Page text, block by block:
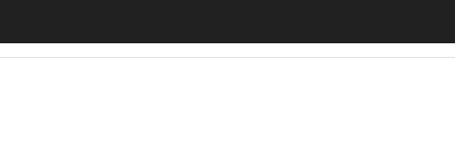
Misure di sicurezza IT contro il social engineering: 4